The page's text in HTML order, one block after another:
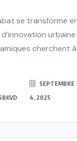
se transforme
urbaine
cherchent
SEPTEMBRE
4, 2025